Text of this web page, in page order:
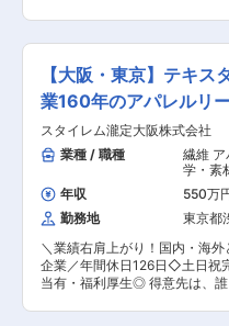
す。現場改善の経験を活かし
立ち上げフェーズに携わりな
マネジメントを目指したい方を
宅・借上げ寮制度（家賃75％
援など福利厚生も充実しており
キャリアを築ける環境です。 ■募集背景 生成AIの
普及に伴うAIサーバー市場の拡
の低誘電・低熱膨張ガラスク
ています。福島工場では約150
場を建設中（2027年1月竣工予
体制強化に向けた増員募集です。 ■業務内
ラスファイバー製品（ガラスク
にて、工程管理・品質改善・
ただきます。 【主な業務】 ・製造データ分析に
よる課題抽出 ・歩留まり向上
改善活動 ・不具合原因の分析
【大阪・東京】テキ
業160年のアパレルリ
スタイレム瀧定大阪株式会社
業種 / 職種
繊維
学・素
質管理
年収 550万
勤務地
東京都
＼業績右肩上がり！国内・海
企業／年間休日126日◇土日祝
当有・福利厚生◎ 得意先は、